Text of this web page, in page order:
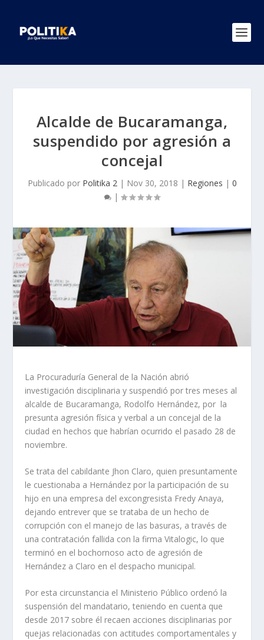
Alcalde de Bucaramanga,
suspendido por agresión a
concejal
Publicado por Politika 2| Nov 30, 2018 | Regiones | 0
|
La Procuraduría General de la Nación abrió
investigación disciplinaria y suspendió por tres meses al
alcalde de Bucaramanga, Rodolfo Hernández, por la
presunta agresión física y verbal a un concejal de la
ciudad en hechos que habrían ocurrido el pasado 28 de
noviembre.
Se trata del cabildante Jhon Claro, quien presuntamente
le cuestionaba a Hernández por la participación de su
hijo en una empresa del excongresista Fredy Anaya,
dejando entrever que se trataba de un hecho de
corrupción con el manejo de las basuras, a través de
una contratación fallida con la firma Vitalogic, lo que
terminó en el bochornoso acto de agresión de
Hernández a Claro en el despacho municipal.
Por esta circunstancia el Ministerio Público ordenó la
suspensión del mandatario, teniendo en cuenta que
desde 2017 sobre él recaen acciones disciplinarias por
quejas relacionadas con actitudes comportamentales y